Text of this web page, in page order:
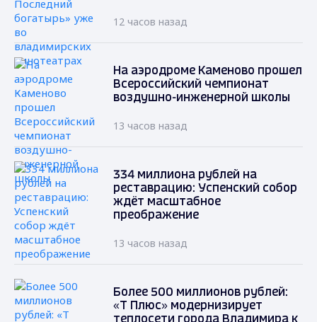
12 часов назад
На аэродроме Каменово прошел
Всероссийский чемпионат
воздушно-инженерной школы
13 часов назад
334 миллиона рублей на
реставрацию: Успенский собор
ждёт масштабное
преображение
13 часов назад
Более 500 миллионов рублей:
«Т Плюс» модернизирует
теплосети города Владимира к